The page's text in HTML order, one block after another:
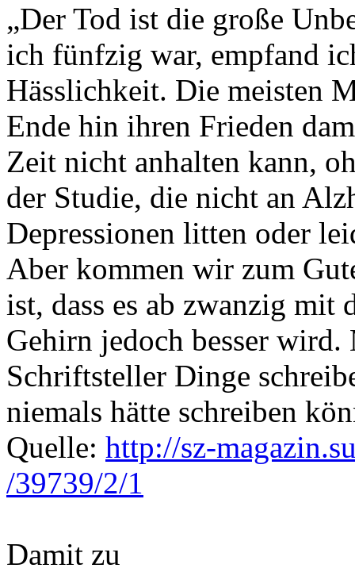
„Der Tod ist die große
ich fünfzig war, empfand
Hässlichkeit. Die meisten
Ende hin ihren Frieden
Zeit nicht anhalten kann,
der Studie, die nicht an
Depressionen litten oder
Aber kommen wir zum
ist, dass es ab zwanzig mit
Gehirn jedoch besser
Schriftsteller Dinge
niemals hätte schreiben
Quelle: http://sz-
/39739/2/1
Damit zu